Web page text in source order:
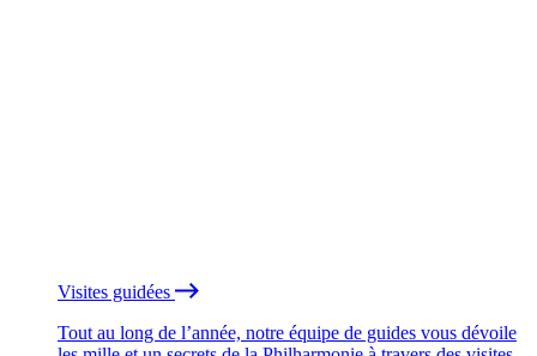
Visites guidées
Tout au long de l’année, notre équipe de guides vous dévoile